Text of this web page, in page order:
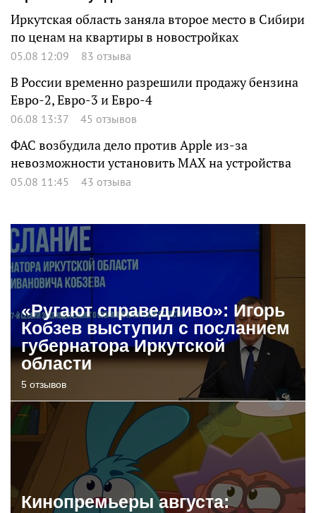
Иркутская область заняла второе место в Сибири
по ценам на квартиры в новостройках
05.08 12:09 83 отзыва
В России временно разрешили продажу бензина
Евро-2, Евро-3 и Евро-4
06.08 13:37 45 отзывов
ФАС возбудила дело против Apple из-за
невозможности установить MAX на устройства
05.08 11:45 43 отзыва
«Ругают справедливо»: Игорь
Кобзев выступил с посланием
губернатора Иркутской
области
5 отзывов
Кинопремьеры августа: